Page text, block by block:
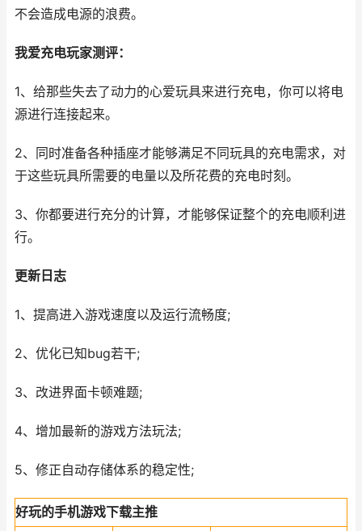
不会造成电源的浪费。
我爱充电玩家测评：
1、给那些失去了动力的心爱玩具来进行充电，你可以将电
源进行连接起来。
2、同时准备各种插座才能够满足不同玩具的充电需求，对
于这些玩具所需要的电量以及所花费的充电时刻。
3、你都要进行充分的计算，才能够保证整个的充电顺利进
行。
更新日志
1、提高进入游戏速度以及运行流畅度;
2、优化已知bug若干;
3、改进界面卡顿难题;
4、增加最新的游戏方法玩法;
5、修正自动存储体系的稳定性;
好玩的手机游戏下载主推